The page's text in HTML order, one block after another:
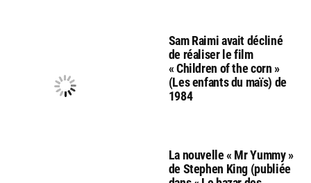
Sam Raimi avait décliné
de réaliser le film
« Children of the corn »
(Les enfants du maïs) de
1984
La nouvelle « Mr Yummy »
de Stephen King (publiée